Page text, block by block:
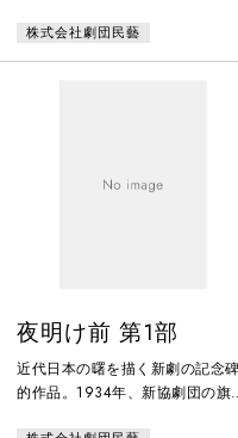
2部作の第1部です。日本がファシ
ズムへの道を突き進む1930年代
農産実験場の支場長は、十勝の火
株式会社劇団民藝
夜明け前 第1部
近代日本の曙を描く新劇の記念碑
的作品。1934年、新協劇団の旗